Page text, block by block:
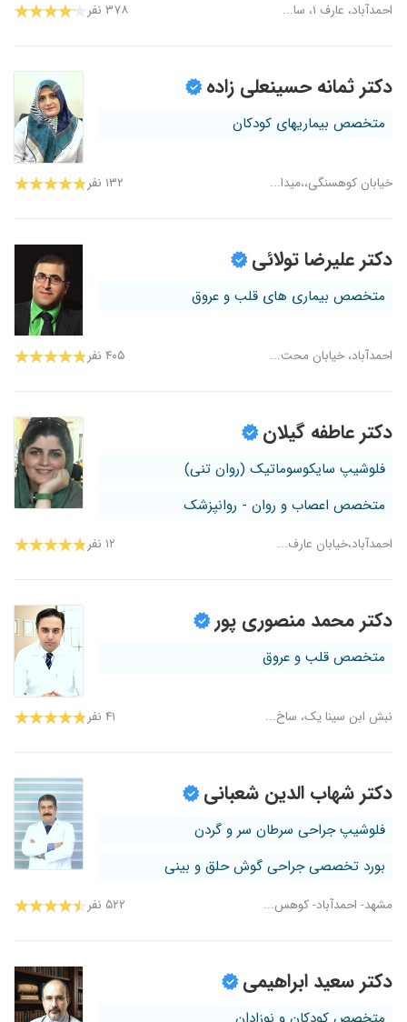
احمدآباد، عارف ۱، سا... ۳۷۸ نفر
دکتر ثمانه حسینعلی زاده
متخصص بیماریهای کودکان
خیابان کوهسنگی،،میدا... ۱۳۲ نفر
دکتر علیرضا تولائی
متخصص بیماری های قلب و عروق
احمدآباد، خیابان محت... ۴۰۵ نفر
دکتر عاطفه گیلان
فلوشیپ سایکوسوماتیک (روان تنی)
متخصص اعصاب و روان - روانپزشک
احمدآباد،خیابان عارف... ۱۲ نفر
دکتر محمد منصوری پور
متخصص قلب و عروق
نبش ابن سینا یک، ساخ... ۴۱ نفر
دکتر شهاب الدین شعبانی
فلوشیپ جراحی سرطان سر و گردن
بورد تخصصی جراحی گوش حلق و بینی
مشهد- احمدآباد- کوهس... ۵۲۲ نفر
دکتر سعید ابراهیمی